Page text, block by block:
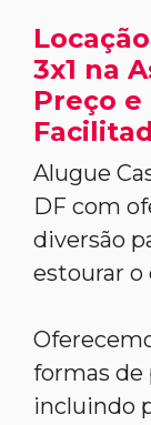
3x1 na
Preço
Alugue
DF com
diversão
estourar
formas de
incluindo